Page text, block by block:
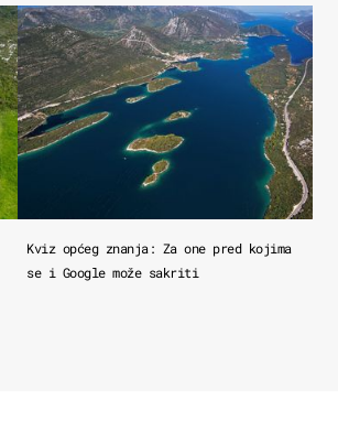
Kviz općeg znanja: Za one pred kojima
se i Google može sakriti